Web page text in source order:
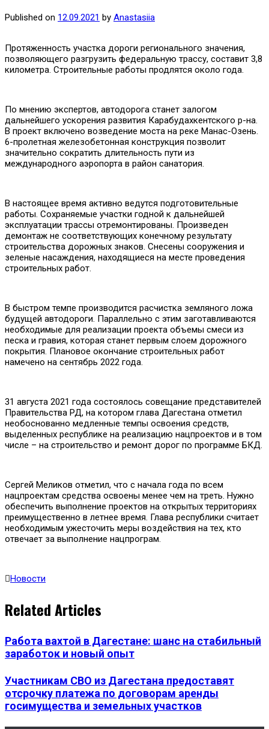
Published on 12.09.2021 by Anastasiia
Протяженность участка дороги регионального значения,
позволяющего разгрузить федеральную трассу, составит 3,8
километра. Строительные работы продлятся около года.
По мнению экспертов, автодорога станет залогом
дальнейшего ускорения развития Карабудахкентского р-на.
В проект включено возведение моста на реке Манас-Озень.
6-пролетная железобетонная конструкция позволит
значительно сократить длительность пути из
международного аэропорта в район санатория.
В настоящее время активно ведутся подготовительные
работы. Сохраняемые участки годной к дальнейшей
эксплуатации трассы отремонтированы. Произведен
демонтаж не соответствующих конечному результату
строительства дорожных знаков. Снесены сооружения и
зеленые насаждения, находящиеся на месте проведения
строительных работ.
В быстром темпе производится расчистка земляного ложа
будущей автодороги. Параллельно с этим заготавливаются
необходимые для реализации проекта объемы смеси из
песка и гравия, которая станет первым слоем дорожного
покрытия. Плановое окончание строительных работ
намечено на сентябрь 2022 года.
31 августа 2021 года состоялось совещание представителей
Правительства РД, на котором глава Дагестана отметил
необоснованно медленные темпы освоения средств,
выделенных республике на реализацию нацпроектов и в том
числе – на строительство и ремонт дорог по программе БКД.
Сергей Меликов отметил, что с начала года по всем
нацпроектам средства освоены менее чем на треть. Нужно
обеспечить выполнение проектов на открытых территориях
преимущественно в летнее время. Глава республики считает
необходимым ужесточить меры воздействия на тех, кто
отвечает за выполнение нацпрограм.
Новости
Related Articles
Работа вахтой в Дагестане: шанс на стабильный
заработок и новый опыт
Участникам СВО из Дагестана предоставят
отсрочку платежа по договорам аренды
госимущества и земельных участков